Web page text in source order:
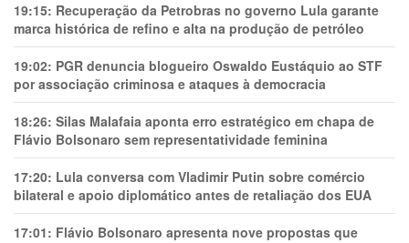
19:15: Recuperação da Petrobras no governo Lula garante
marca histórica de refino e alta na produção de petróleo
19:02: PGR denuncia blogueiro Oswaldo Eustáquio ao STF
por associação criminosa e ataques à democracia
18:26: Silas Malafaia aponta erro estratégico em chapa de
Flávio Bolsonaro sem representatividade feminina
17:20: Lula conversa com Vladimir Putin sobre comércio
bilateral e apoio diplomático antes de retaliação dos EUA
17:01: Flávio Bolsonaro apresenta nove propostas que